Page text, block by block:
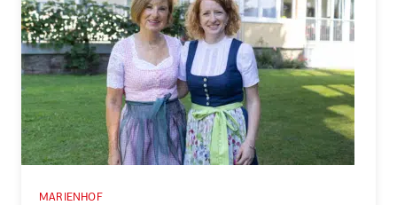
MARIENHOF